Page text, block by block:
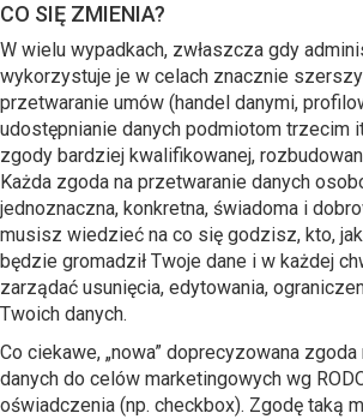
CO SIĘ ZMIENIA?
W wielu wypadkach, zwłaszcza gdy
wykorzystuje je w celach znacznie
przetwaranie umów (handel danymi,
udostępnianie danych podmiotom trzecim
zgody bardziej kwalifikowanej,
Każda zgoda na przetwaranie danych
jednoznaczna, konkretna, świadoma i
musisz wiedzieć na co się godzisz, kto,
będzie gromadził Twoje dane i w każdej
zarządać usunięcia, edytowania,
Twoich danych.
Co ciekawe, „nowa” doprecyzowana
danych do celów marketingowych wg
oświadczenia (np. checkbox). Zgodę taką